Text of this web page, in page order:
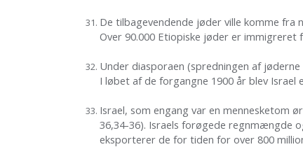
De tilbagevendende jøder ville komme fra
Over 90.000 Etiopiske jøder er immigreret
Under diasporaen (spredningen af jøderne
I løbet af de forgangne 1900 år blev
Israel, som engang var en mennesketom
36,34-36). Israels forøgede regnmængde
eksporterer de for tiden for over 800